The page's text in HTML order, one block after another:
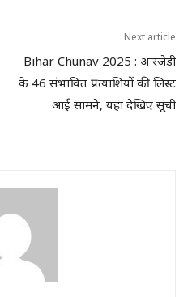
Next article
Bihar Chunav 2025 : आरजेडी
के 46 संभावित प्रत्याशियों की लिस्ट
आई सामने, यहां देखिए सूची